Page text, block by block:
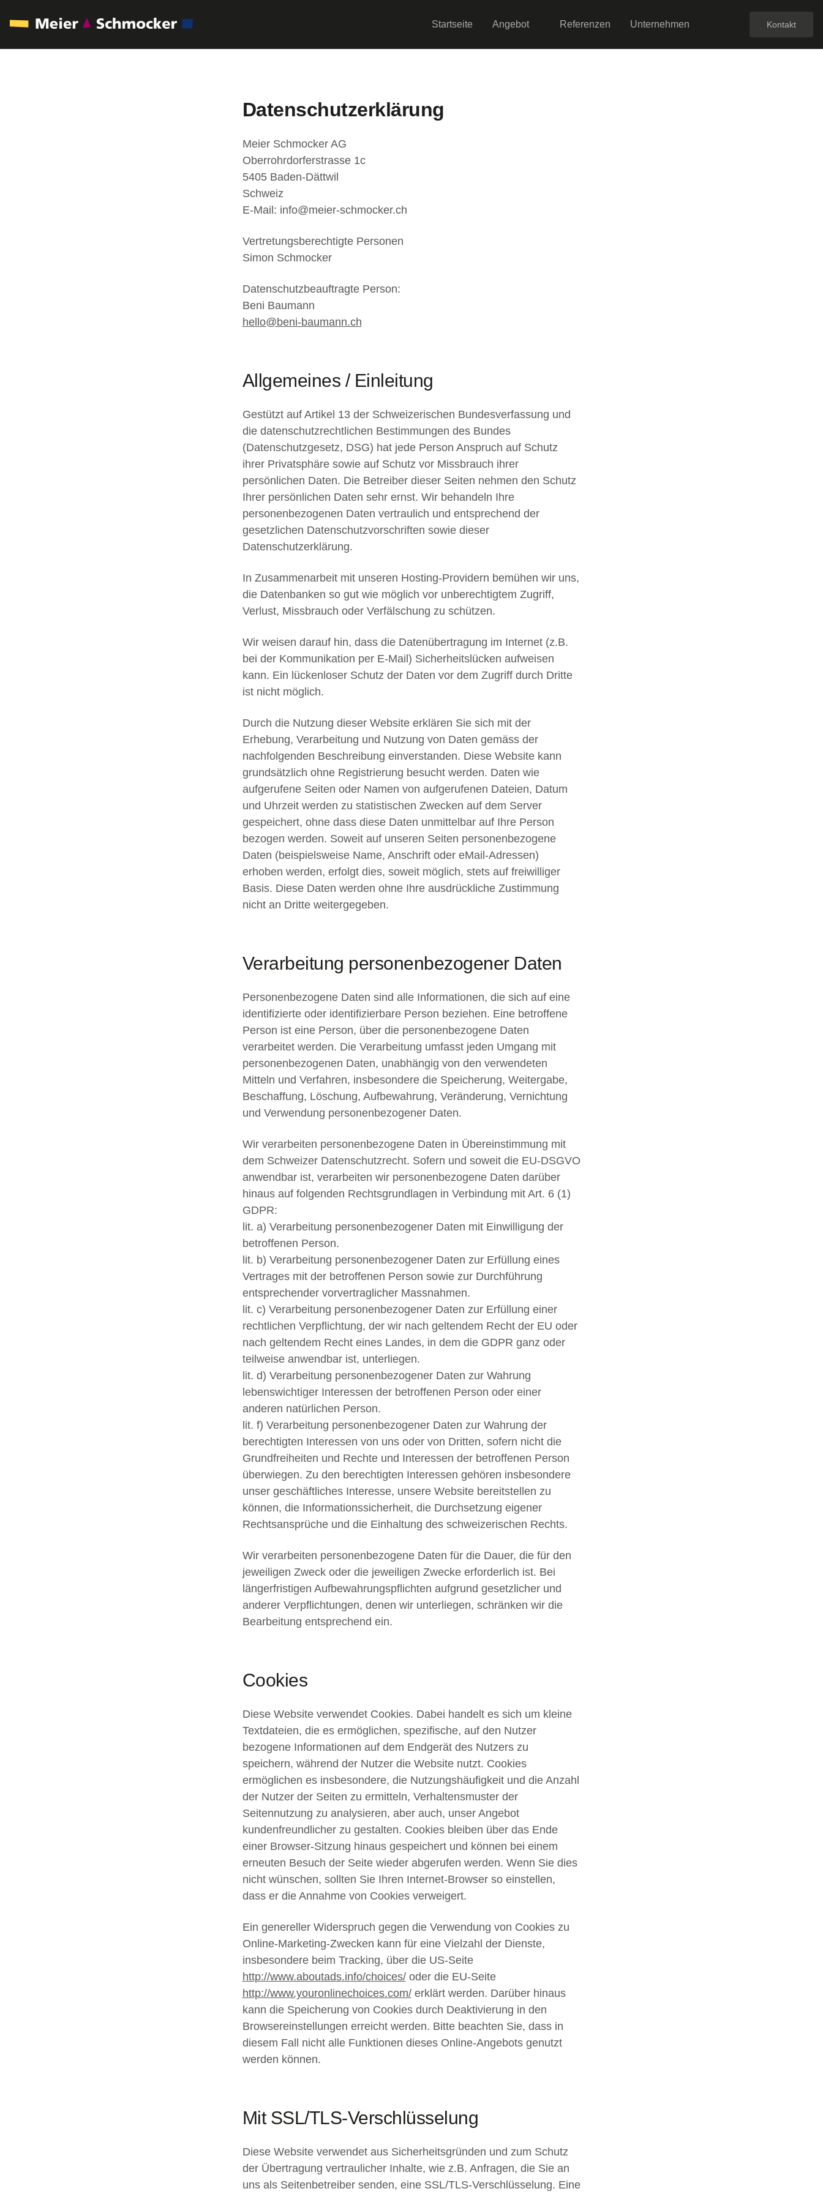
Startseite Angebot Referenzen Unternehmen Kontakt
Datenschutzerklärung
Meier Schmocker AG
Oberrohrdorferstrasse 1c
5405 Baden-Dättwil
Schweiz
E-Mail: info@meier-schmocker.ch
Vertretungsberechtigte Personen
Simon Schmocker
Datenschutzbeauftragte Person:
Beni Baumann
hello@beni-baumann.ch
Allgemeines / Einleitung
Gestützt auf Artikel 13 der Schweizerischen Bundesverfassung und
die datenschutzrechtlichen Bestimmungen des Bundes
(Datenschutzgesetz, DSG) hat jede Person Anspruch auf Schutz
ihrer Privatsphäre sowie auf Schutz vor Missbrauch ihrer
persönlichen Daten. Die Betreiber dieser Seiten nehmen den Schutz
Ihrer persönlichen Daten sehr ernst. Wir behandeln Ihre
personenbezogenen Daten vertraulich und entsprechend der
gesetzlichen Datenschutzvorschriften sowie dieser
Datenschutzerklärung.
In Zusammenarbeit mit unseren Hosting-Providern bemühen wir uns,
die Datenbanken so gut wie möglich vor unberechtigtem Zugriff,
Verlust, Missbrauch oder Verfälschung zu schützen.
Wir weisen darauf hin, dass die Datenübertragung im Internet (z.B.
bei der Kommunikation per E-Mail) Sicherheitslücken aufweisen
kann. Ein lückenloser Schutz der Daten vor dem Zugriff durch Dritte
ist nicht möglich.
Durch die Nutzung dieser Website erklären Sie sich mit der
Erhebung, Verarbeitung und Nutzung von Daten gemäss der
nachfolgenden Beschreibung einverstanden. Diese Website kann
grundsätzlich ohne Registrierung besucht werden. Daten wie
aufgerufene Seiten oder Namen von aufgerufenen Dateien, Datum
und Uhrzeit werden zu statistischen Zwecken auf dem Server
gespeichert, ohne dass diese Daten unmittelbar auf Ihre Person
bezogen werden. Soweit auf unseren Seiten personenbezogene
Daten (beispielsweise Name, Anschrift oder eMail-Adressen)
erhoben werden, erfolgt dies, soweit möglich, stets auf freiwilliger
Basis. Diese Daten werden ohne Ihre ausdrückliche Zustimmung
nicht an Dritte weitergegeben.
Verarbeitung personenbezogener Daten
Personenbezogene Daten sind alle Informationen, die sich auf eine
identifizierte oder identifizierbare Person beziehen. Eine betroffene
Person ist eine Person, über die personenbezogene Daten
verarbeitet werden. Die Verarbeitung umfasst jeden Umgang mit
personenbezogenen Daten, unabhängig von den verwendeten
Mitteln und Verfahren, insbesondere die Speicherung, Weitergabe,
Beschaffung, Löschung, Aufbewahrung, Veränderung, Vernichtung
und Verwendung personenbezogener Daten.
Wir verarbeiten personenbezogene Daten in Übereinstimmung mit
dem Schweizer Datenschutzrecht. Sofern und soweit die EU-DSGVO
anwendbar ist, verarbeiten wir personenbezogene Daten darüber
hinaus auf folgenden Rechtsgrundlagen in Verbindung mit Art. 6 (1)
GDPR:
lit. a) Verarbeitung personenbezogener Daten mit Einwilligung der
betroffenen Person.
lit. b) Verarbeitung personenbezogener Daten zur Erfüllung eines
Vertrages mit der betroffenen Person sowie zur Durchführung
entsprechender vorvertraglicher Massnahmen.
lit. c) Verarbeitung personenbezogener Daten zur Erfüllung einer
rechtlichen Verpflichtung, der wir nach geltendem Recht der EU oder
nach geltendem Recht eines Landes, in dem die GDPR ganz oder
teilweise anwendbar ist, unterliegen.
lit. d) Verarbeitung personenbezogener Daten zur Wahrung
lebenswichtiger Interessen der betroffenen Person oder einer
anderen natürlichen Person.
lit. f) Verarbeitung personenbezogener Daten zur Wahrung der
berechtigten Interessen von uns oder von Dritten, sofern nicht die
Grundfreiheiten und Rechte und Interessen der betroffenen Person
überwiegen. Zu den berechtigten Interessen gehören insbesondere
unser geschäftliches Interesse, unsere Website bereitstellen zu
können, die Informationssicherheit, die Durchsetzung eigener
Rechtsansprüche und die Einhaltung des schweizerischen Rechts.
Wir verarbeiten personenbezogene Daten für die Dauer, die für den
jeweiligen Zweck oder die jeweiligen Zwecke erforderlich ist. Bei
längerfristigen Aufbewahrungspflichten aufgrund gesetzlicher und
anderer Verpflichtungen, denen wir unterliegen, schränken wir die
Bearbeitung entsprechend ein.
Cookies
Diese Website verwendet Cookies. Dabei handelt es sich um kleine
Textdateien, die es ermöglichen, spezifische, auf den Nutzer
bezogene Informationen auf dem Endgerät des Nutzers zu
speichern, während der Nutzer die Website nutzt. Cookies
ermöglichen es insbesondere, die Nutzungshäufigkeit und die Anzahl
der Nutzer der Seiten zu ermitteln, Verhaltensmuster der
Seitennutzung zu analysieren, aber auch, unser Angebot
kundenfreundlicher zu gestalten. Cookies bleiben über das Ende
einer Browser-Sitzung hinaus gespeichert und können bei einem
erneuten Besuch der Seite wieder abgerufen werden. Wenn Sie dies
nicht wünschen, sollten Sie Ihren Internet-Browser so einstellen,
dass er die Annahme von Cookies verweigert.
Ein genereller Widerspruch gegen die Verwendung von Cookies zu
Online-Marketing-Zwecken kann für eine Vielzahl der Dienste,
insbesondere beim Tracking, über die US-Seite
http://www.aboutads.info/choices/oder die EU-Seite
http://www.youronlinechoices.com/erklärt werden. Darüber hinaus
kann die Speicherung von Cookies durch Deaktivierung in den
Browsereinstellungen erreicht werden. Bitte beachten Sie, dass in
diesem Fall nicht alle Funktionen dieses Online-Angebots genutzt
werden können.
Mit SSL/TLS-Verschlüsselung
Diese Website verwendet aus Sicherheitsgründen und zum Schutz
der Übertragung vertraulicher Inhalte, wie z.B. Anfragen, die Sie an
uns als Seitenbetreiber senden, eine SSL/TLS-Verschlüsselung. Eine